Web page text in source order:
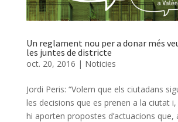
Un reglament nou per a donar més
les juntes de districte
oct. 20, 2016 | Noticies
Jordi Peris: “Volem que els ciutadans
les decisions que es prenen a la ciutat
hi aporten propostes d’actuacions